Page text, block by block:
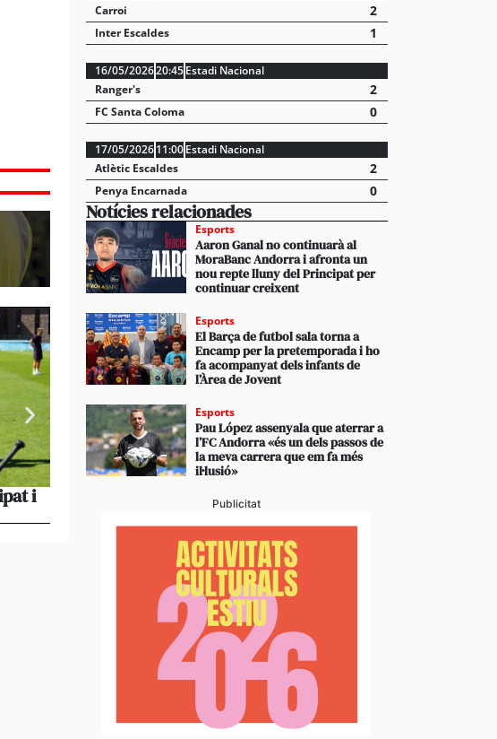
i El cos d’ordre arresta dos turistes durant la nit de
dijous per agressió a les parelles
Carroi
2
Inter Escaldes 1
16/05/202620:45 Estadi Nacional
Ranger's
2
FC Santa Coloma 0
17/05/2026 11:00 Estadi Nacional
Atlètic Escaldes
2
Penya Encarnada 0
Notícies relacionades
Esports
Aaron Ganal no continuarà al
MoraBanc Andorra i afronta un
nou repte lluny del Principat per
continuar creixent
Esports
El Barça de futbol sala torna a
Encamp per la pretemporada i ho
fa acompanyat dels infants de
l’Àrea de Jovent
Esports
Pau López assenyala que aterrar a
l’FC Andorra «és un dels passos de
la meva carrera que em fa més
il·lusió»
Publicitat